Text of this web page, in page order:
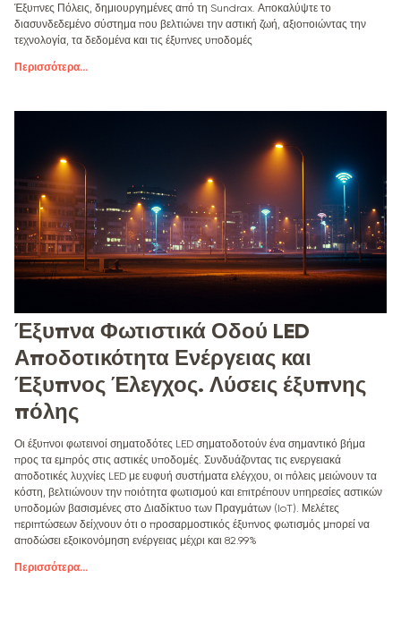
Έξυπνες Πόλεις, δημιουργημένες από τη Sundrax. Αποκαλύψτε το
διασυνδεδεμένο σύστημα που βελτιώνει την αστική ζωή, αξιοποιώντας την
τεχνολογία, τα δεδομένα και τις έξυπνες υποδομές
Περισσότερα...
Έξυπνα Φωτιστικά Οδού LED
Αποδοτικότητα Ενέργειας και
Έξυπνος Έλεγχος. Λύσεις έξυπνης
πόλης
Οι έξυπνοι φωτεινοί σηματοδότες LED σηματοδοτούν ένα σημαντικό βήμα
προς τα εμπρός στις αστικές υποδομές. Συνδυάζοντας τις ενεργειακά
αποδοτικές λυχνίες LED με ευφυή συστήματα ελέγχου, οι πόλεις μειώνουν τα
κόστη, βελτιώνουν την ποιότητα φωτισμού και επιτρέπουν υπηρεσίες αστικών
υποδομών βασισμένες στο Διαδίκτυο των Πραγμάτων (IoT). Μελέτες
περιπτώσεων δείχνουν ότι ο προσαρμοστικός έξυπνος φωτισμός μπορεί να
αποδώσει εξοικονόμηση ενέργειας μέχρι και 82.99%
Περισσότερα...